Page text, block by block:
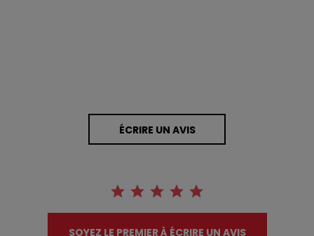
ÉCRIRE UN AVIS
SOYEZ LE PREMIER À ÉCRIRE UN AVIS